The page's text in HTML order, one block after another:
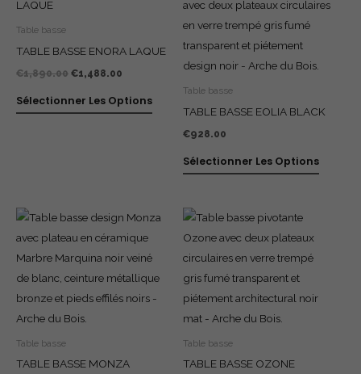
Table basse
TABLE BASSE ENORA LAQUE
€1,890.00 €1,488.00
Sélectionner Les Options
Table basse
TABLE BASSE EOLIA BLACK
€928.00
Sélectionner Les Options
Table basse
TABLE BASSE MONZA
Table basse
TABLE BASSE OZONE